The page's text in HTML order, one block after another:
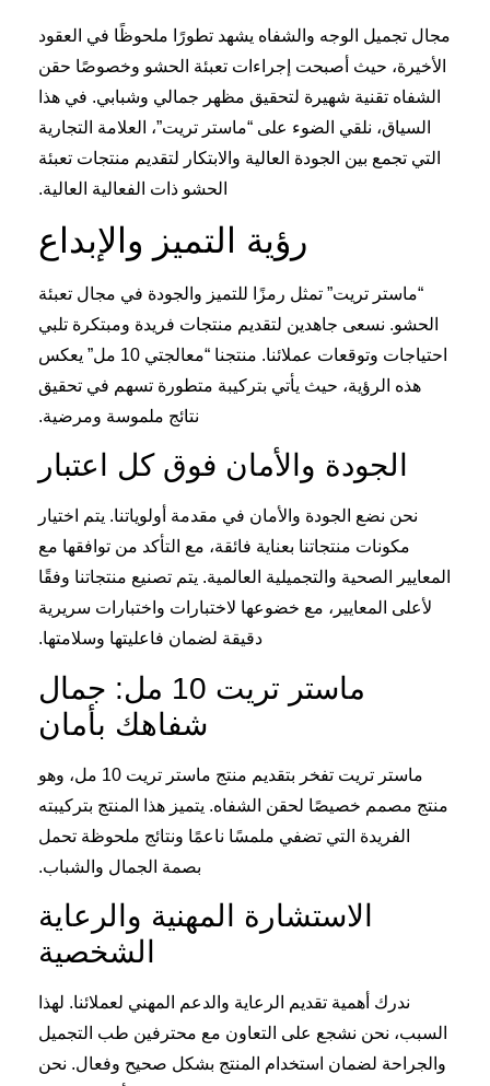
مجال تجميل الوجه والشفاه يشهد تطورًا ملحوظًا في العقود
الأخيرة، حيث أصبحت إجراءات تعبئة الحشو وخصوصًا حقن
الشفاه تقنية شهيرة لتحقيق مظهر جمالي وشبابي. في هذا
السياق، نلقي الضوء على “ماستر تريت”، العلامة التجارية
التي تجمع بين الجودة العالية والابتكار لتقديم منتجات تعبئة
الحشو ذات الفعالية العالية.
رؤية التميز والإبداع
“ماستر تريت” تمثل رمزًا للتميز والجودة في مجال تعبئة
الحشو. نسعى جاهدين لتقديم منتجات فريدة ومبتكرة تلبي
احتياجات وتوقعات عملائنا. منتجنا “معالجتي 10 مل” يعكس
هذه الرؤية، حيث يأتي بتركيبة متطورة تسهم في تحقيق
نتائج ملموسة ومرضية.
الجودة والأمان فوق كل اعتبار
نحن نضع الجودة والأمان في مقدمة أولوياتنا. يتم اختيار
مكونات منتجاتنا بعناية فائقة، مع التأكد من توافقها مع
المعايير الصحية والتجميلية العالمية. يتم تصنيع منتجاتنا وفقًا
لأعلى المعايير، مع خضوعها لاختبارات واختبارات سريرية
دقيقة لضمان فاعليتها وسلامتها.
ماستر تريت 10 مل: جمال
شفاهك بأمان
ماستر تريت تفخر بتقديم منتج ماستر تريت 10 مل، وهو
منتج مصمم خصيصًا لحقن الشفاه. يتميز هذا المنتج بتركيبته
الفريدة التي تضفي ملمسًا ناعمًا ونتائج ملحوظة تحمل
بصمة الجمال والشباب.
الاستشارة المهنية والرعاية
الشخصية
ندرك أهمية تقديم الرعاية والدعم المهني لعملائنا. لهذا
السبب، نحن نشجع على التعاون مع محترفين طب التجميل
والجراحة لضمان استخدام المنتج بشكل صحيح وفعال. نحن